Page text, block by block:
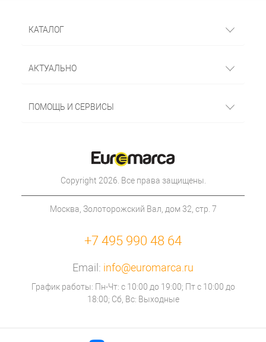
КАТАЛОГ
АКТУАЛЬНО
ПОМОЩЬ И СЕРВИСЫ
Copyright 2026. Все права защищены.
Москва, Золоторожский Вал, дом 32, стр. 7
+7 495 990 48 64
Email: info@euromarca.ru
График работы: Пн-Чт: с 10:00 до 19:00; Пт с 10:00 до
18:00; Сб, Вс: Выходные